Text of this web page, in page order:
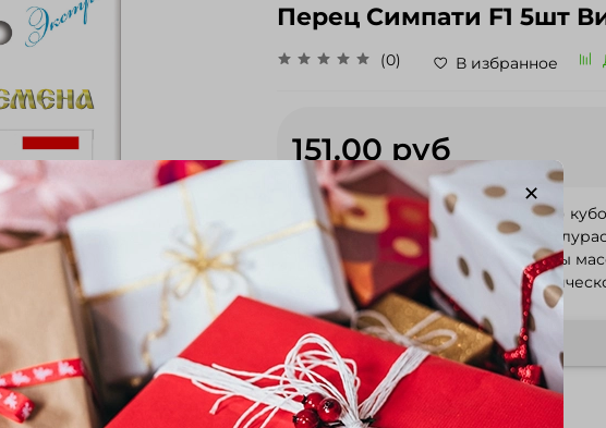
Перец Симпати F1 5шт
(0) В избранное
151.00 руб
Среднеспелый гибрид (65-70 дней)
солнечными плодами. Растение
толстостенные, 3-4 камерные плоды
спелости тёмно-зелёная, в
Выбрать